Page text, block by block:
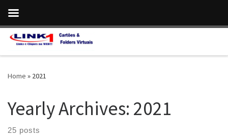
Skip to content
Home » 2021
Yearly Archives: 2021
25 posts